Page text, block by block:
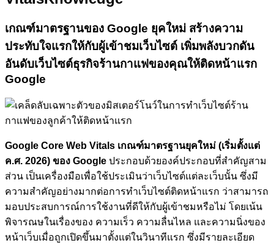
เกณฑ์มาตรฐานของ Google ยุคใหม่ สร้างความ
ประทับใจแรกให้กับผู้เข้าชมเว็บไซต์ เพิ่มพลังบวกดัน
อันดับเว็บไซต์ธุรกิจร้านกาแฟของคุณให้ติดหน้าแรก
Google
Google Core Web Vitals เกณฑ์มาตรฐานยุคใหม่ (เริ่มตั้งแต่
ค.ศ. 2026) ของ Google ประกอบด้วยองค์ประกอบที่สำคัญสาม
ส่วน เป็นเครื่องมือเพื่อใช้ประเมินว่าเว็บไซต์แต่ละเว็บนั้น ซึ่งมี
ความสำคัญอย่างมากต่อการทำเว็บไซต์ติดหน้าแรก ว่าสามารถ
มอบประสบการณ์การใช้งานที่ดีให้กับผู้เข้าชมหรือไม่ โดยเน้น
พิจารณษในเรื่องของ ความเร็ว ความลื่นไหล และความนิ่งของ
หน้าเว็บเมื่อถูกเปิดขึ้นมาตั้งแต่ในวินาทีแรก ซึ่งมีรายละเอียด